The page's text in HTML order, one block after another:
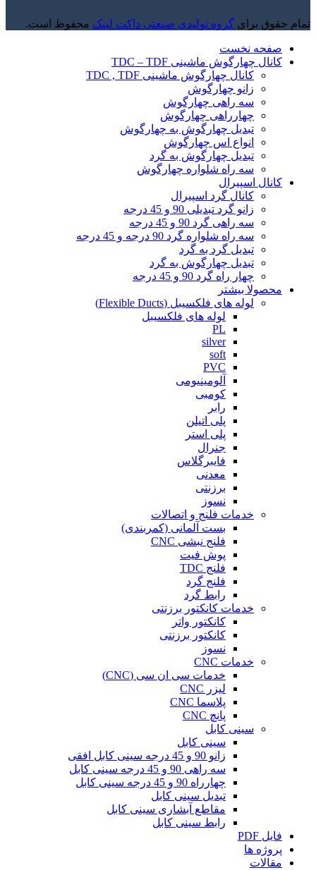
تمام حقوق برای گروه تولیدی صنعتی داکت لینک محفوظ است.
صفحه نخست
کانال چهارگوش ماشینی TDC – TDF
کانال چهارگوش ماشینی TDC , TDF
زانو چهارگوش
سه راهی چهارگوش
چهارراهی چهارگوش
تبدیل چهارگوش به چهارگوش
انواع اس چهارگوش
تبدیل چهارگوش به گرد
سه راه شلواره چهارگوش
کانال اسپیرال
کانال گرد اسپیرال
زانو گرد تبدیلی 90 و 45 درجه
سه راهی گرد 90 و 45 درجه
سه راه شلواره گرد 90 درجه و 45 درجه
تبدیل گرد به گرد
تبدیل چهارگوش به گرد
چهار راه گرد 90 و 45 درجه
محصولا بیشتر
لوله های فلکسیبل (Flexible Ducts)
لوله های فلکسیبل
PL
silver
soft
PVC
آلومینیومی
کومبی
رابر
پلی اتیلن
پلی استر
جنرال
فایبرگلاس
معدنی
برزنتی
نسوز
خدمات فلنج و اتصالات
بست آلمانی (کمربندی)
فلنج نبشی CNC
پوش فیت
فلنج TDC
فلنج گرد
رابط گرد
خدمات کانکتور برزنتی
کانکتور واتر
کانکتور برزنتی
نسوز
خدمات CNC
خدمات سی ان سی (CNC)
لیزر CNC
پلاسما CNC
پانچ CNC
سینی کابل
سینی کابل
زانو 90 و 45 درجه سینی کابل افقی
سه راهی 90 و 45 درجه سینی کابل
چهارراه 90 و 45 درجه سینی کابل
تبدیل سینی کابل
مقاطع آبشاری سینی کابل
رابط سینی کابل
فایل PDF
پروژه ها
مقالات